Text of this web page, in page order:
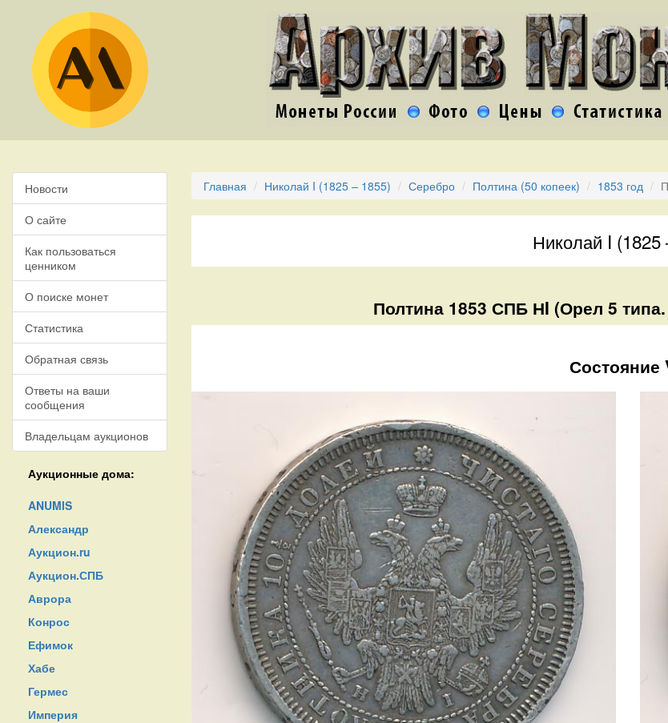
Новости
О сайте
Как пользоваться
ценником
О поиске монет
Статистика
Обратная связь
Ответы на ваши
сообщения
Владельцам аукционов
Аукционные дома:
ANUMIS
Александр
Аукцион.ru
Аукцион.СПБ
Аврора
Конрос
Ефимок
Хабе
Гермес
Империя
Главная Николай I (1825 – 1855) Серебро Полтина (50 копеек) 1853 год
Николай I (1825
Полтина 1853 СПБ НI (Орел 5
Состояние